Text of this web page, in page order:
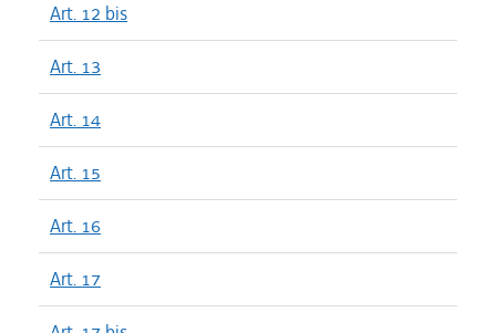
Art. 12 bis
Art. 13
Art. 14
Art. 15
Art. 16
Art. 17